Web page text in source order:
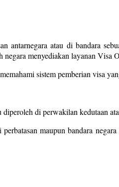
antarnegara atau di bandara
negara menyediakan layanan Visa
sistem pemberian visa
di perwakilan kedutaan
maupun bandara